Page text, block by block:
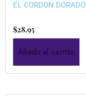
EL CORDON DORADO
$28.95
Añadir al carrito